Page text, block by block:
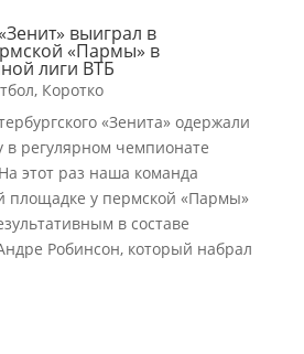
выиграл в
«Пармы» в
лиги ВТБ
, Коротко
«Зенита» одержали
регулярном чемпионате
этот раз наша команда
площадке у пермской «Пармы»
в составе
Робинсон, который набрал